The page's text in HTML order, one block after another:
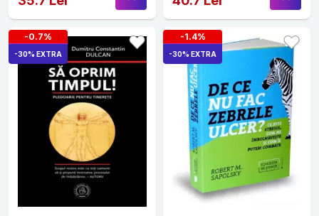
-0.7%
-30% EXTRA
-1.4%
-30% EXTRA